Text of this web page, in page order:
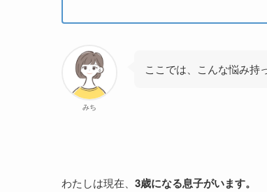
みち
ここでは、こんな悩み持
わたしは現在、 3歳になる息子がいます。